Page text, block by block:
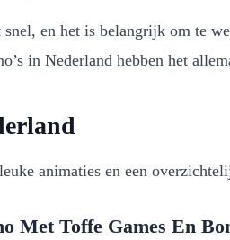
en het is belangrijk om te
in Nederland hebben het
animaties en een
Met Toffe Games En